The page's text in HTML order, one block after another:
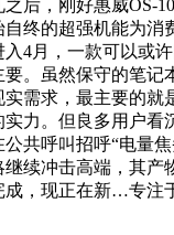
后，刚好惠威OS-
终的超强机能为消
4月，一款可以或
。虽然保守的笔记
需求，最主要的就
力。但良多用户看
共呼叫招呼“电量
继续冲击高端，其产
成，现正在新…专注